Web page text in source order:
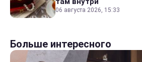
06 августа 2026, 15:33
Больше интересного